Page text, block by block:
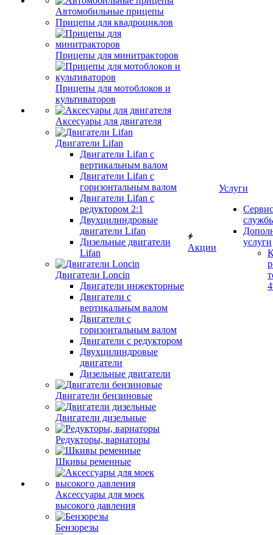
Автомобильные прицепы
Прицепы для квадроциклов
Прицепы для минитракторов
Прицепы для мотоблоков и
культиваторов
Аксесуары для двигателя
Двигатели Lifan
Двигатели Lifan с
вертикальным валом
Двигатели Lifan с
горизонтальным валом
Двигатели Lifan с
редуктором 2:1
Двухцилиндровые
двигатели Lifan
Дизельные двигатели
Lifan
Двигатели Loncin
Двигатели инжекторные
Двигатели с
вертикальным валом
Двигатели с
горизонтальным валом
Двигатели с редуктором
Двухцилиндровые
двигатели
Дизельные двигатели
Двигатели бензиновые
Двигатели дизельные
Редукторы, вариаторы
Шкивы ременные
Аксессуары для моек
высокого давления
Бензорезы
Акции
Услуги
услуги